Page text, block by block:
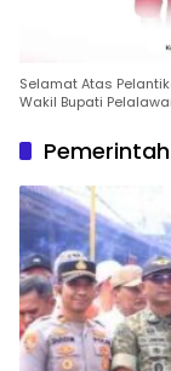
Selamat Atas
Wakil Bupati
Pemerintah